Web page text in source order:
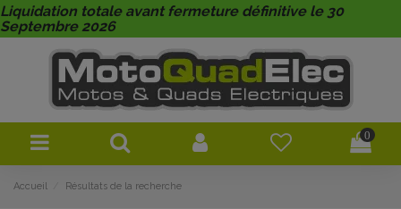
Liquidation totale avant fermeture définitive le 30
Septembre 2026
0
Accueil Résultats de la recherche